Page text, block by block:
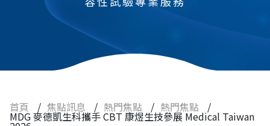
醫療器材
食品
首頁 / 焦點訊息 / 熱門焦點 / 熱門焦點 /
MDG 麥德凱生科攜手 CBT 康煜生技參展 Medical Taiwan